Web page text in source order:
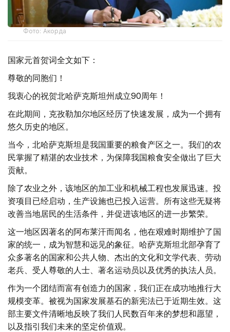
Фото: Акорда
国家元首贺词全文如下：
尊敬的同胞们！
我衷心的祝贺北哈萨克斯坦州成立90周年！
在此期间，克孜勒加尔地区经历了快速发展，成为一个拥有
悠久历史的地区。
当今，北哈萨克斯坦是我国重要的粮食产区之一。我们的农
民掌握了精湛的农业技术，为保障我国粮食安全做出了巨大
贡献。
除了农业之外，该地区的加工业和机械工程也发展迅速。投
资项目已经启动，生产设施也已投入运营。所有这些无疑将
改善当地居民的生活条件，并促进该地区的进一步繁荣。
这一地区因著名的阿布莱汗而闻名，他在艰难时期维护了国
家的统一，成为智慧和远见的象征。哈萨克斯坦北部孕育了
众多著名的国家和公共人物、杰出的文化和文学代表、劳动
老兵、受人尊敬的人士、著名运动员以及优秀的执法人员。
作为一个团结而富有创造力的国家，我们正在成功地推行大
规模变革。被视为国家发展基石的新宪法已于近期生效。这
部主要文件清晰地反映了我们人民数百年来的梦想和愿望，
以及指引我们未来的坚定价值观。